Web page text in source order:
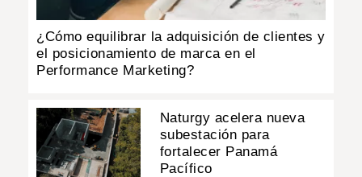
¿Cómo equilibrar la adquisición de clientes y
el posicionamiento de marca en el
Performance Marketing?
Naturgy acelera nueva
subestación para
fortalecer Panamá
Pacífico